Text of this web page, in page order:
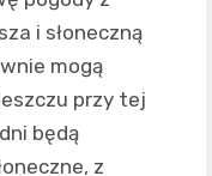
i słoneczną
mogą
przy tej
będą
z